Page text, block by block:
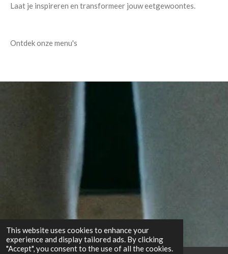
This website uses cookies to enhance your
experience and display tailored ads. By clicking
"Accept", you consent to the use of all the cookies.
Laat je inspireren en transformeer jouw eetgewoontes.
Ontdek onze menu's